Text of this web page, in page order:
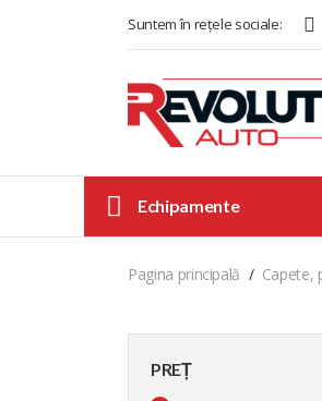
Suntem în rețele sociale:
Echipamente
Pagina principală Capete,
PREȚ